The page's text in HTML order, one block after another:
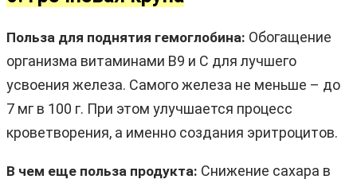
Польза для поднятия гемоглобина: Обогащение
организма витаминами B9 и C для лучшего
усвоения железа. Самого железа не меньше – до
7 мг в 100 г. При этом улучшается процесс
кроветворения, а именно создания эритроцитов.
В чем еще польза продукта: Снижение сахара в